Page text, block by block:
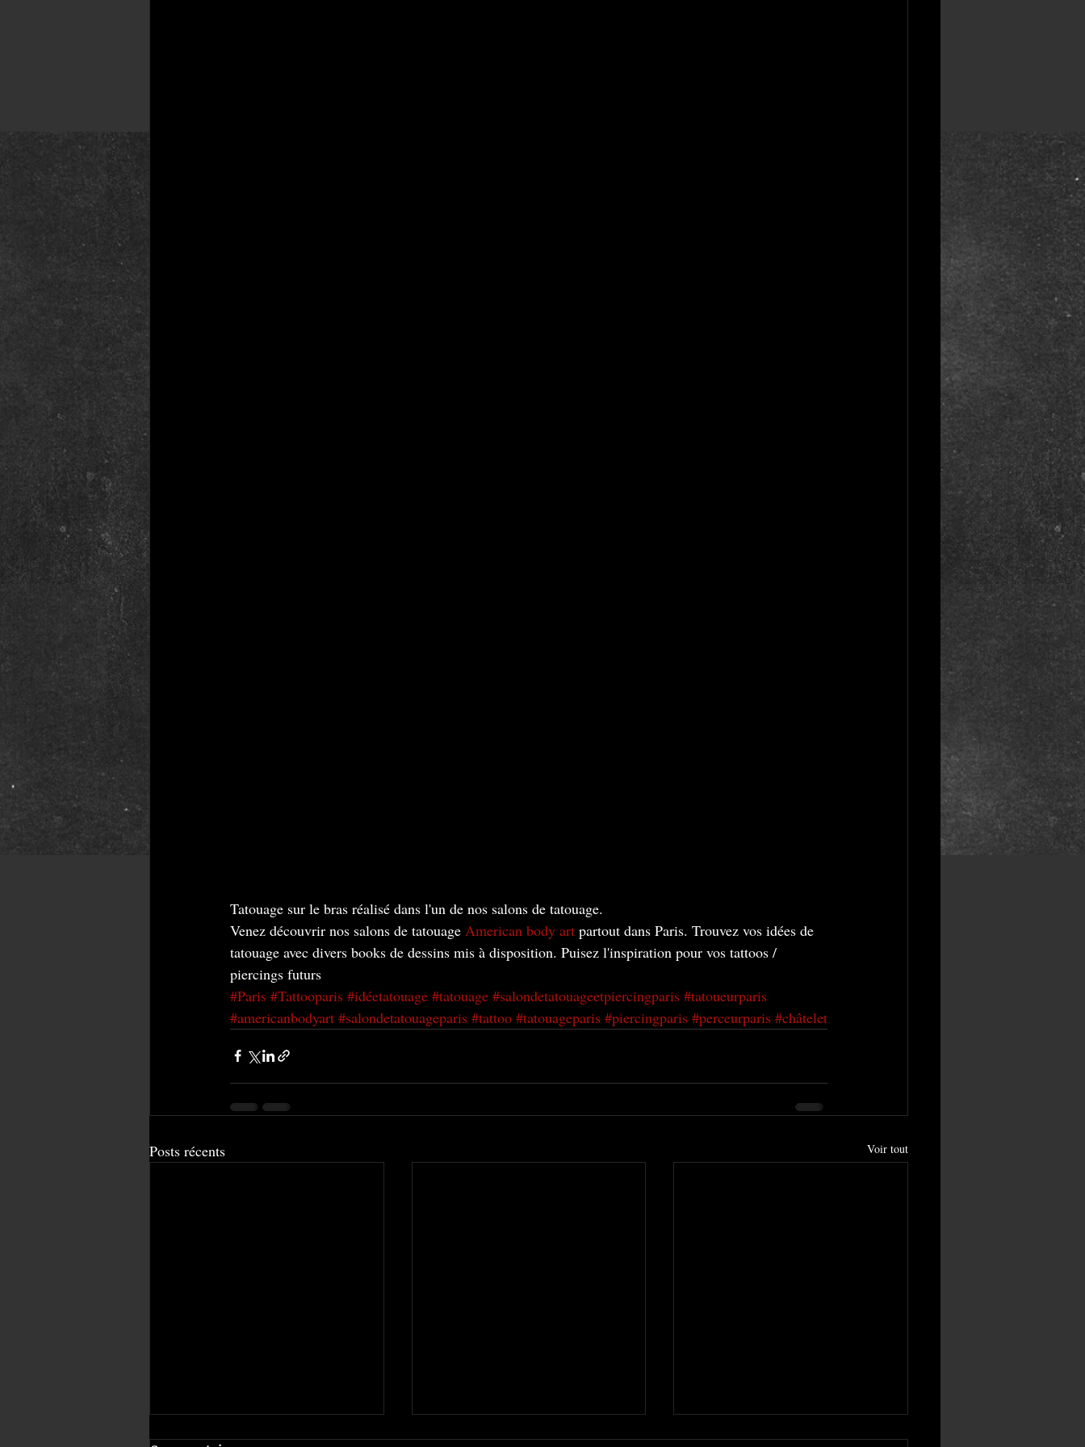
Tatouage sur le bras réalisé dans l'un de nos salons de tatouage.
Venez découvrir nos salons de tatouage American body art partout dans Paris. Trouvez vos idées de
tatouage avec divers books de dessins mis à disposition. Puisez l'inspiration pour vos tattoos /
piercings futurs
#Paris #Tattooparis #idéetatouage #tatouage #salondetatouageetpiercingparis #tatoueurparis
#americanbodyart #salondetatouageparis #tattoo #tatouageparis #piercingparis #perceurparis #châtelet
Posts récents Voir tout